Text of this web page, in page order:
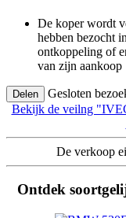
De koper wordt
hebben bezocht
ontkoppeling of
van zijn aankoop
Delen Gesloten
Bekijk de veilng
De verkoop
Ontdek